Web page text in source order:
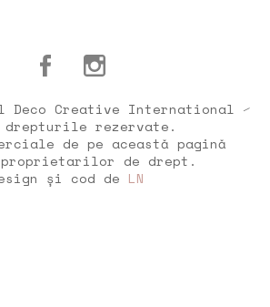
Deco Creative International ⁄
drepturile rezervate.
de pe această pagină
de drept.
și cod de LN